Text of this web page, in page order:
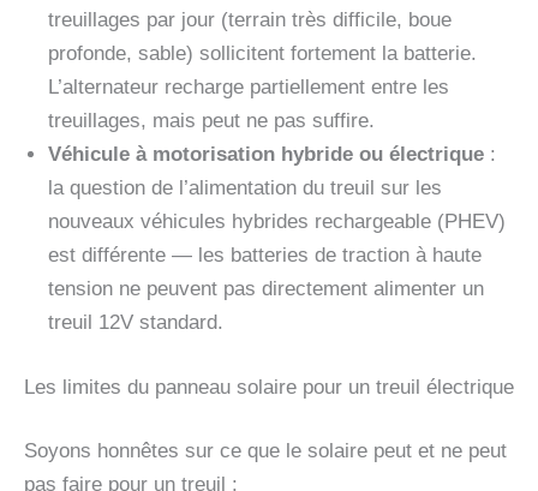
treuillages par jour (terrain très difficile, boue
profonde, sable) sollicitent fortement la batterie.
L’alternateur recharge partiellement entre les
treuillages, mais peut ne pas suffire.
Véhicule à motorisation hybride ou électrique :
la question de l’alimentation du treuil sur les
nouveaux véhicules hybrides rechargeable (PHEV)
est différente — les batteries de traction à haute
tension ne peuvent pas directement alimenter un
treuil 12V standard.
Les limites du panneau solaire pour un treuil électrique
Soyons honnêtes sur ce que le solaire peut et ne peut
pas faire pour un treuil :